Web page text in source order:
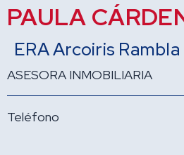
PAULA
ERA Arcoiris Rambla
ASESORA INMOBILIARIA
Teléfono